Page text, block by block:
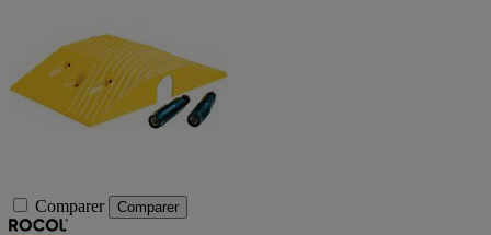
Comparer Comparer